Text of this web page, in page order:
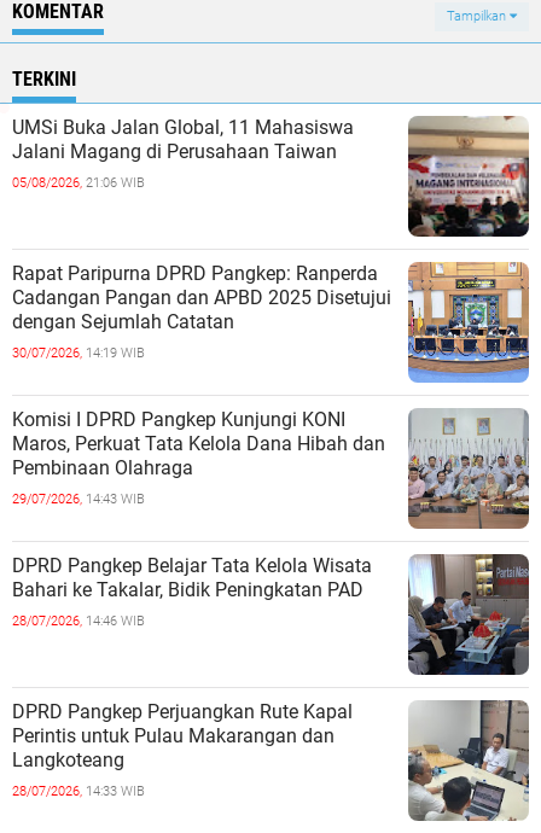
KOMENTAR Tampilkan
TERKINI
UMSi Buka Jalan Global, 11 Mahasiswa
Jalani Magang di Perusahaan Taiwan
05/08/2026, 21:06 WIB
Rapat Paripurna DPRD Pangkep: Ranperda
Cadangan Pangan dan APBD 2025 Disetujui
dengan Sejumlah Catatan
30/07/2026, 14:19 WIB
Komisi I DPRD Pangkep Kunjungi KONI
Maros, Perkuat Tata Kelola Dana Hibah dan
Pembinaan Olahraga
29/07/2026, 14:43 WIB
DPRD Pangkep Belajar Tata Kelola Wisata
Bahari ke Takalar, Bidik Peningkatan PAD
28/07/2026, 14:46 WIB
DPRD Pangkep Perjuangkan Rute Kapal
Perintis untuk Pulau Makarangan dan
Langkoteang
28/07/2026, 14:33 WIB